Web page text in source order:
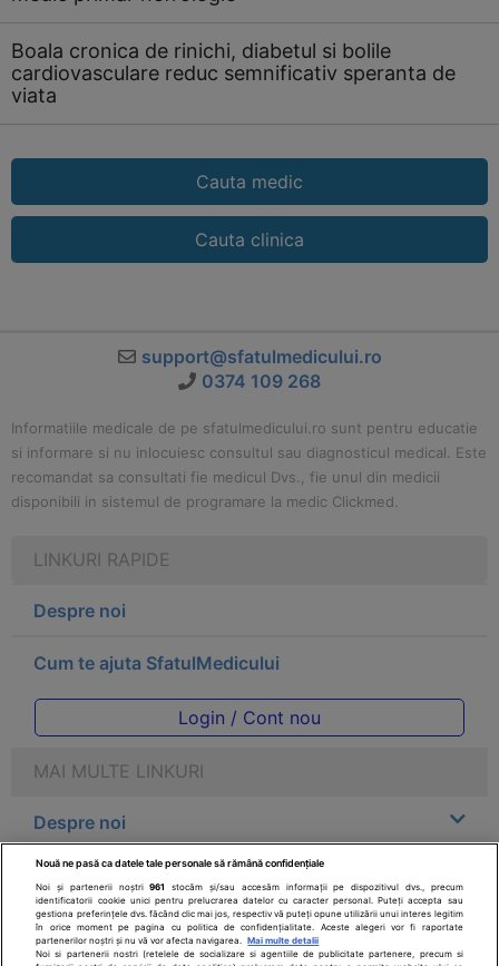
Boala cronica de rinichi, diabetul si bolile
cardiovasculare reduc semnificativ speranta de
viata
Cauta medic
Cauta clinica
support@sfatulmedicului.ro
0374 109 268
Informatiile medicale de pe sfatulmedicului.ro sunt pentru educatie
si informare si nu inlocuiesc consultul sau diagnosticul medical. Este
recomandat sa consultati fie medicul Dvs., fie unul din medicii
disponibili in sistemul de programare la medic Clickmed.
LINKURI RAPIDE
Despre noi
Cum te ajuta SfatulMedicului
Login / Cont nou
MAI MULTE LINKURI
Despre noi
Legal
Drepturile consumatorului
Nouă ne pasă ca datele tale personale să rămână confidențiale
Noi și partenerii noștri961
stocăm și/sau accesăm informații pe dispozitivul dvs., precum
identificatorii cookie unici pentru prelucrarea datelor cu caracter personal. Puteți accepta sau
gestiona preferințele dvs. făcând clic mai jos, respectiv vă puteți opune utilizării unui interes legitim
în orice moment pe pagina cu politica de confidențialitate. Aceste alegeri vor fi raportate
partenerilor noștri și nu vă vor afecta navigarea.
Mai multe detalii
Noi si partenerii nostri (retelele de socializare si agentiile de publicitate partenere, precum si